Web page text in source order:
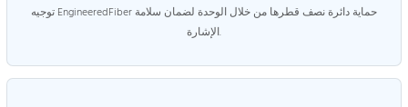
توجيه EngineeredFiber حماية دائرة نصف قطرها من خلال الوحدة لضمان سلامة
الإشارة.